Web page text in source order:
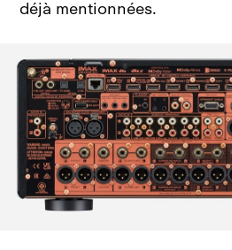
déjà mentionnées.